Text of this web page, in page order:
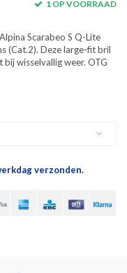
1 OP VOORRAAD
Scarabeo S Q-Lite
(Cat.2). Deze large-fit bril
wisselvallig weer. OTG
verzonden.